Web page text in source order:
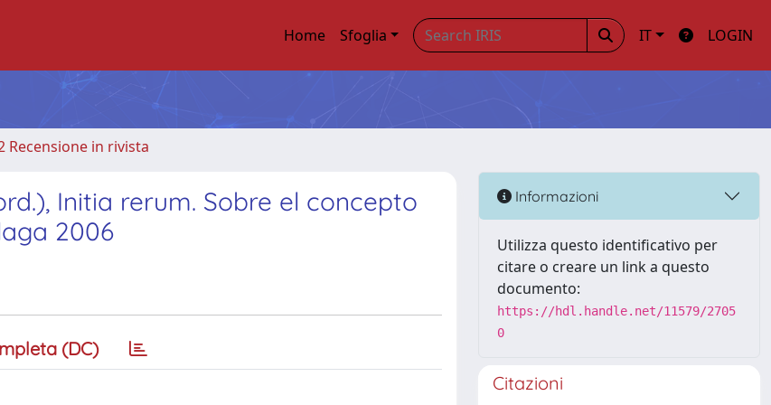
Home Sfoglia IT LOGIN
Recensione in rivista
Initia rerum. Sobre el concepto
2006
(DC)
Informazioni
Utilizza questo identificativo per
citare o creare un link a questo
documento:
https://hdl.handle.net/11579/2705
0
Citazioni